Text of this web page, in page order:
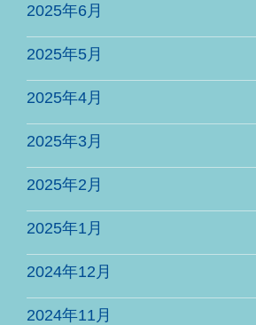
2025年6月
2025年5月
2025年4月
2025年3月
2025年2月
2025年1月
2024年12月
2024年11月